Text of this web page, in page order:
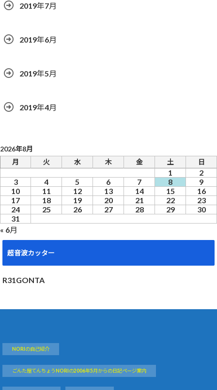
2019年7月
2019年6月
2019年5月
2019年4月
2026年8月
月
火 水 木 金 土 日
1
2
3
4 5 6 7 8
9
10
11 12 13 14 15
16
17
18 19 20 21 22
23
24
25 26 27 28 29
30
31
« 6月
超音波カッター
R31GONTA
NORIの自己紹介
ごんた屋てんちょうNORIの2006年5月からの日記ページ案内